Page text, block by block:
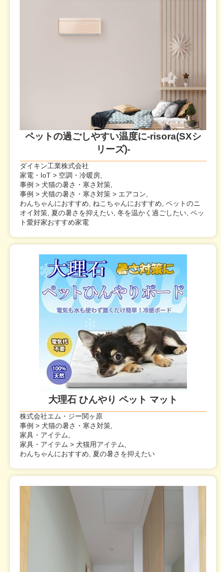
ペットの過ごしやすい温度に-risora(SXシ
リーズ)-
ダイキン工業株式会社
家電・IoT > 空調・冷暖房,
事例 > 犬猫の暑さ・寒さ対策,
事例 > 犬猫の暑さ・寒さ対策 > エアコン,
わんちゃんにおすすめ, ねこちゃんにおすすめ, ペットのニ
オイ対策, 夏の暑さを抑えたい, 冬を温かく過ごしたい, ペッ
ト愛好家おすすめ家電
大理石 ひんやり ペット マット
株式会社エム・ジー関ヶ原
事例 > 犬猫の暑さ・寒さ対策,
家具・アイテム,
家具・アイテム > 犬猫用アイテム,
わんちゃんにおすすめ, 夏の暑さを抑えたい